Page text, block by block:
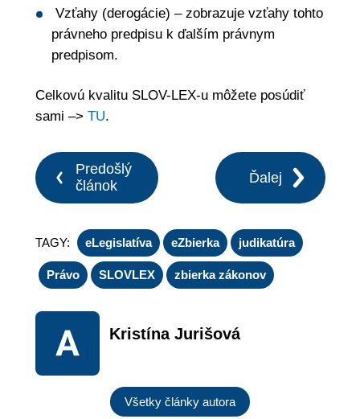
Vzťahy (derogácie) – zobrazuje vzťahy tohto
právneho predpisu k ďalším právnym
predpisom.
Celkovú kvalitu SLOV-LEX-u môžete posúdiť
sami –>TU.
Predošlý
článok
Ďalej
TAGY: eLegislatíva eZbierka judikatúra
Právo SLOVLEX zbierka zákonov
Kristína Jurišová
Všetky články autora